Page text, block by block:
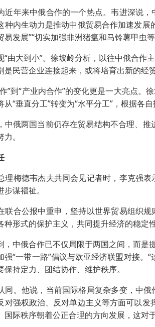
年来中俄合作的一个热点。韦进深说，
种内生动力是推动中俄贸易合作加速发
易发展”“切实加强非洲猪瘟和马铃薯甲虫
大到小”。徐坡岭分析，以往中俄合作
是民营企业连接起来，或将培育出新的经
到“产业内合作”的变化更是一大亮点。
从“垂直分工”转变为“水平分工”，根据各
俄两国当前仍存在贸易结构不合理、推
。
梅德韦杰夫共同会见记者时，李克强表
谋福祉。
合公报中重申，坚持以世界贸易组织规
种形式的保护主义，共同提升经济的稳定
俄合作已不仅局限于两国之间，而是
强“一带一路”倡议与欧亚经济联盟对接
持定力、团结协作、维护秩序。
。他说，当前国际格局复杂多变，中俄
对强权政治、反对单边主义等方面可以
国际秩序朝着公正合理的方向发展，这对